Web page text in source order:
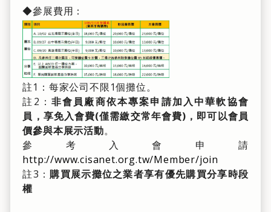
◆參展費用：
註1：每家公司不限1個攤位。
註2： 非會員廠商依本專案申請加入中華軟協會
員，享免入會費(僅需繳交常年會費)，即可以會員
價參與本展示活動。
參考入會申請
http://www.cisanet.org.tw/Member/join
註3：購買展示攤位之業者享有優先購買分享時段
權